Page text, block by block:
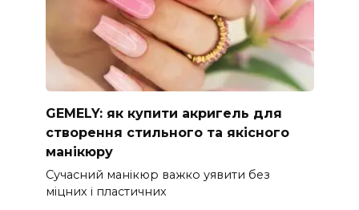
GEMELY: як купити акригель для
створення стильного та якісного
манікюру
Сучасний манікюр важко уявити без
міцних і пластичних